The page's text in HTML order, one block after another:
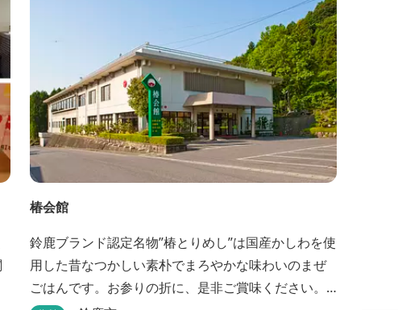
椿会館
鈴鹿ブランド認定名物”椿とりめし”は国産かしわを使
用した昔なつかしい素朴でまろやかな味わいのまぜ
ごはんです。お参りの折に、是非ご賞味ください。